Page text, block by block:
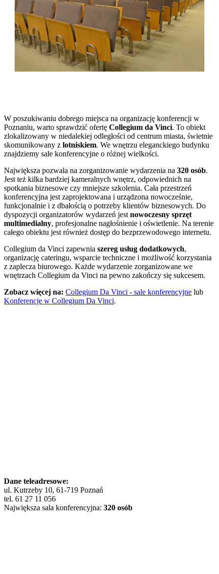
W poszukiwaniu dobrego miejsca na organizację konferencji w
Poznaniu, warto sprawdzić ofertę Collegium da Vinci. To obiekt
zlokalizowany w niedalekiej odległości od centrum miasta, świetnie
skomunikowany z lotniskiem. We wnętrzu eleganckiego budynku
znajdziemy sale konferencyjne o różnej wielkości.
Największa pozwala na zorganizowanie wydarzenia na 320 osób.
Jest też kilka bardziej kameralnych wnętrz, odpowiednich na
spotkania biznesowe czy mniejsze szkolenia. Cała przestrzeń
konferencyjna jest zaprojektowana i urządzona nowocześnie,
funkcjonalnie i z dbałością o potrzeby klientów biznesowych. Do
dyspozycji organizatorów wydarzeń jest nowoczesny sprzęt
multimedialny, profesjonalne nagłośnienie i oświetlenie. Na terenie
całego obiektu jest również dostęp do bezprzewodowego internetu.
Collegium da Vinci zapewnia szereg usług dodatkowych,
organizację cateringu, wsparcie techniczne i możliwość korzystania
z zaplecza biurowego. Każde wydarzenie zorganizowane we
wnętrzach Collegium da Vinci na pewno zakończy się sukcesem.
Zobacz więcej na: Collegium Da Vinci - sale konferencyjne lub
Konferencje w Collegium Da Vinci.
Dane teleadresowe:
ul. Kutrzeby 10, 61-719 Poznań
tel. 61 27 11 056
Największa sala konferencyjna: 320 osób